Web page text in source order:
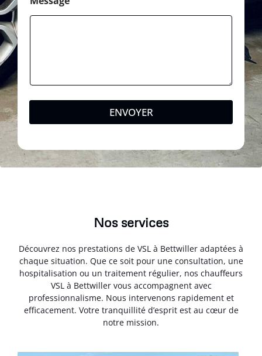
ENVOYER
Nos services
Découvrez nos prestations de VSL à Bettwiller adaptées à
chaque situation. Que ce soit pour une consultation, une
hospitalisation ou un traitement régulier, nos chauffeurs
VSL à Bettwiller vous accompagnent avec
professionnalisme. Nous intervenons rapidement et
efficacement. Votre tranquillité d’esprit est au cœur de
notre mission.